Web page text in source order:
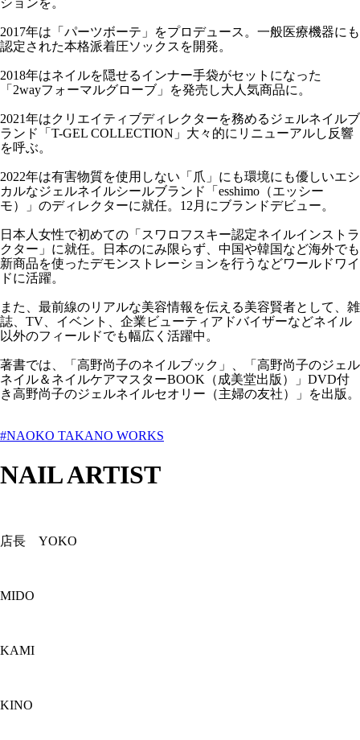
2017年は「パーツボーテ」をプロデュース。一般医療機器にも
認定された本格派着圧ソックスを開発。
2018年はネイルを隠せるインナー手袋がセットになった
「2wayフォーマルグローブ」を発売し大人気商品に。
2021年はクリエイティブディレクターを務めるジェルネイルブ
ランド「T-GEL COLLECTION」大々的にリニューアルし反響
を呼ぶ。
2022年は有害物質を使用しない「爪」にも環境にも優しいエシ
カルなジェルネイルシールブランド「esshimo（エッシー
モ）」のディレクターに就任。12月にブランドデビュー。
日本人女性で初めての「スワロフスキー認定ネイルインストラ
クター」に就任。日本のにみ限らず、中国や韓国など海外でも
新商品を使ったデモンストレーションを行うなどワールドワイ
ドに活躍。
また、最前線のリアルな美容情報を伝える美容賢者として、雑
誌、TV、イベント、企業ビューティアドバイザーなどネイル
以外のフィールドでも幅広く活躍中。
著書では、「高野尚子のネイルブック」、「高野尚子のジェル
ネイル＆ネイルケアマスターBOOK（成美堂出版）」DVD付
き高野尚子のジェルネイルセオリー（主婦の友社）」を出版。
#NAOKO TAKANO WORKS
NAIL ARTIST
店長 YOKO
MIDO
KAMI
KINO